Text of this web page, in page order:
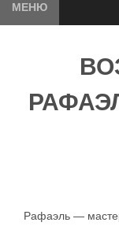
МЕНЮ
Рафаэль —